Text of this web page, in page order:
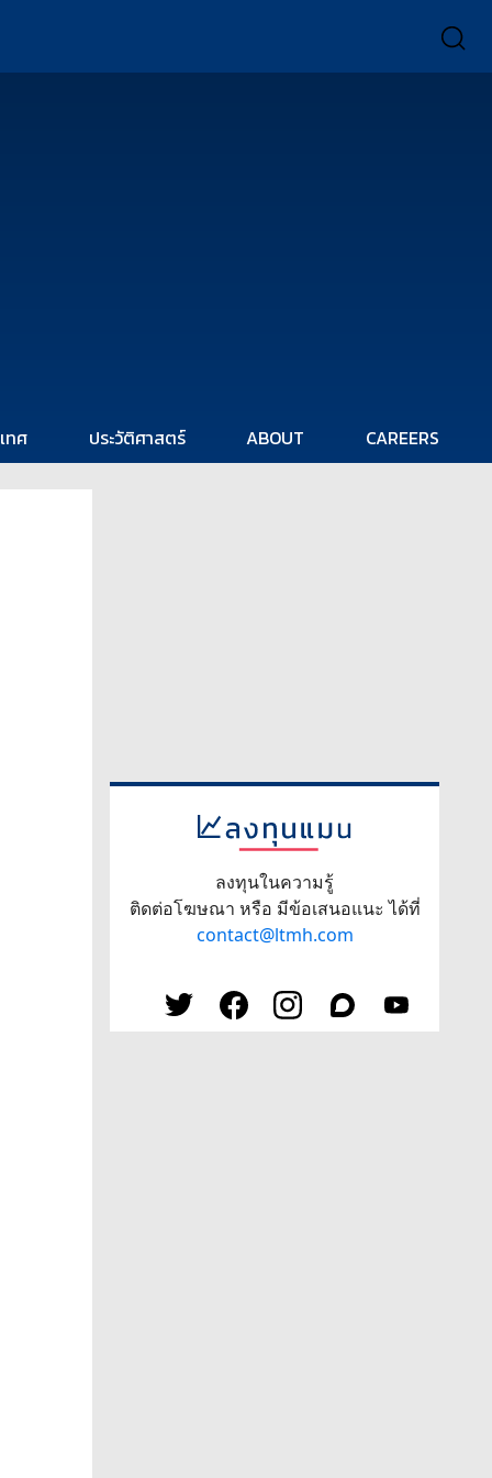
ทศ ประวัติศาสตร์ ABOUT CAREERS
ลงทุนในความรู้
ติดต่อโฆษณา หรือ มีข้อเสนอแนะ ได้ที่
contact@ltmh.com